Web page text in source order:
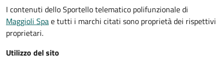
I contenuti dello Sportello telematico polifunzionaledi
Maggioli Spae tutti i marchi citati sono proprietà dei rispettivi
proprietari.
Utilizzo del sito